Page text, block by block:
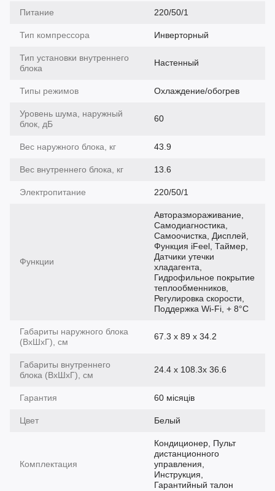
Питание 220/50/1
Тип компрессора Инверторный
Тип установки внутреннего
блока
Настенный
Типы режимов Охлаждение/обогрев
Уровень шума, наружный
блок, дБ
60
Вес наружного блока, кг 43.9
Вес внутреннего блока, кг 13.6
Электропитание 220/50/1
Функции
Авторазмораживание,
Самодиагностика,
Самоочистка, Дисплей,
Функция iFeel, Таймер,
Датчики утечки
хладагента,
Гидрофильное покрытие
теплообменников,
Регулировка скорости,
Поддержка Wi-Fi, + 8°С
Габариты наружного блока
(ВхШхГ), см
67.3 x 89 x 34.2
Габариты внутреннего
блока (ВхШхГ), см
24.4 x 108.3x 36.6
Гарантия 60 місяців
Цвет Белый
Комплектация
Кондиционер, Пульт
дистанционного
управления,
Инструкция,
Гарантийный талон